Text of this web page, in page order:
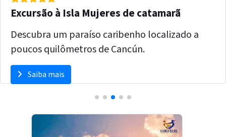
Excursão a Chichén Itzá e Cenote Chichi Kan
Nesta excursão saindo de Cancún
descobriremos o legado maia de Chichén Itzá.
Ver ofertas